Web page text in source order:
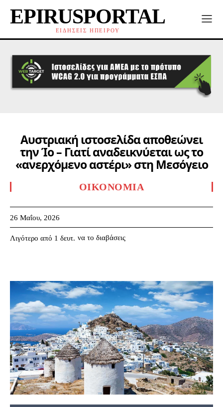
EPIRUSPORTAL
ΕΙΔΗΣΕΙΣ ΗΠΕΙΡΟΥ
Αυστριακή ιστοσελίδα αποθεώνει
την Ίο – Γιατί αναδεικνύεται ως το
«ανερχόμενο αστέρι» στη Μεσόγειο
ΟΙΚΟΝΟΜΊΑ
26 Μαΐου, 2026
Λιγότερο από 1 δευτ. να το διαβάσεις